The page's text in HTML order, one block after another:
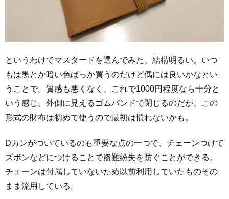
というわけでマスタードを選んでみた、結構明るい。いつ
もは黒とか暗い色ばっか買うのだけど偶には良いかなとい
うことで。質感も悪くなく、これで1000円程度なら十分と
いう感じ。外側に見えるゴムバンドで閉じるのだが、この
形式の財布は初めて使うので最初は慣れないかも。
Dカンがついているのも重要な点の一つで、チェーンつけて
ズボンなどにつけることで盗難紛失を防ぐことができる。
チェーンは付属していないため以前利用していたものその
まま流用している。